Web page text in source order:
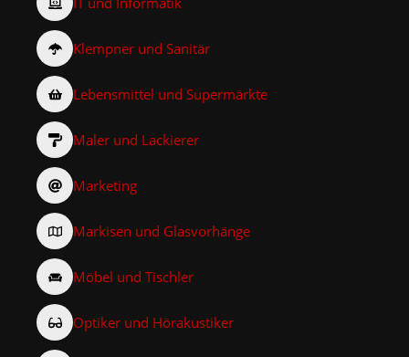
Klempner und Sanitär
Lebensmittel und Supermärkte
Maler und Lackierer
Marketing
Markisen und Glasvorhänge
Möbel und Tischler
Optiker und Hörakustiker